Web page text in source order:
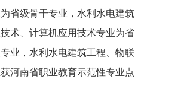
省级骨干专业，水利水电建筑
术、计算机应用技术专业为省
业，水利水电建筑工程、物联
河南省职业教育示范性专业点